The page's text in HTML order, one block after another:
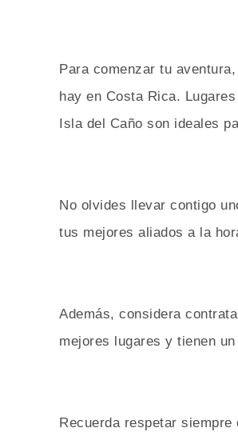
Para comenzar tu
hay en Costa Rica.
Isla del Caño son ideales
No olvides llevar contigo
tus mejores aliados a la
Además, considera
mejores lugares y tienen
Recuerda respetar